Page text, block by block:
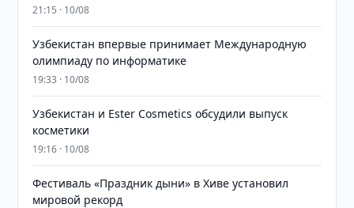
21:15 · 10/08
Узбекистан впервые принимает Международную
олимпиаду по информатике
19:33 · 10/08
Узбекистан и Ester Cosmetics обсудили выпуск
косметики
19:16 · 10/08
Фестиваль «Праздник дыни» в Хиве установил
мировой рекорд